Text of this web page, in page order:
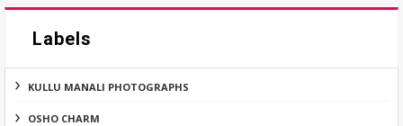
Labels
KULLU MANALI PHOTOGRAPHS
OSHO CHARM